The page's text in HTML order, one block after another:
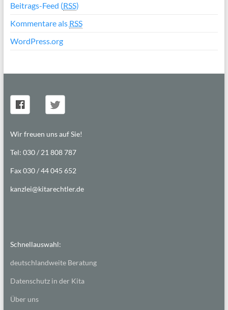
Beitrags-Feed (RSS)
Kommentare als RSS
WordPress.org
Wir freuen uns auf Sie!
Tel: 030 / 21 808 787
Fax 030 / 44 045 652
kanzlei@kitarechtler.de
Schnellauswahl:
deutschlandweite Beratung
Datenschutz in der Kita
Über uns